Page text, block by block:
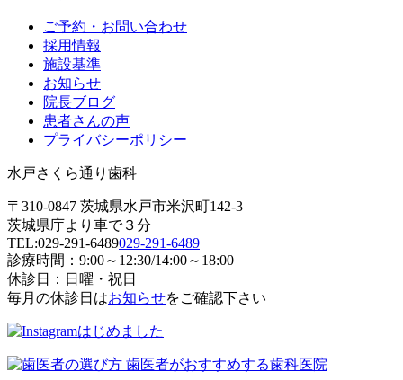
ご予約・お問い合わせ
採用情報
施設基準
お知らせ
院長ブログ
患者さんの声
プライバシーポリシー
水戸さくら通り歯科
〒310-0847 茨城県水戸市米沢町142-3
茨城県庁より車で３分
TEL:029-291-6489029-291-6489
診療時間：9:00～12:30/14:00～18:00
休診日：日曜・祝日
毎月の休診日はお知らせをご確認下さい